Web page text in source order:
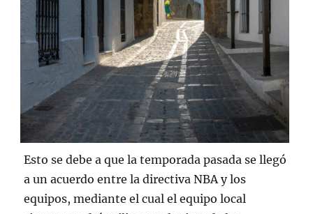
Esto se debe a que la temporada pasada se llegó
a un acuerdo entre la directiva NBA y los
equipos, mediante el cual el equipo local